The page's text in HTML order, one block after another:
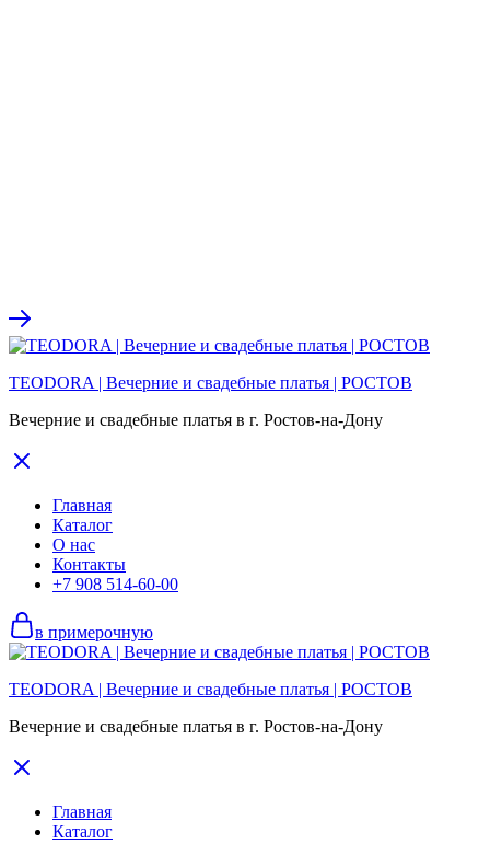
TEODORA | Вечерние и свадебные платья | РОСТОВ
Вечерние и свадебные платья в г. Ростов-на-Дону
Главная
Каталог
О нас
Контакты
+7 908 514-60-00
в примерочную
TEODORA | Вечерние и свадебные платья | РОСТОВ
Вечерние и свадебные платья в г. Ростов-на-Дону
Главная
Каталог